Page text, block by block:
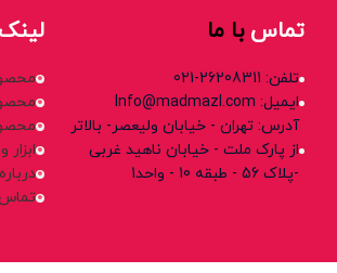
تماسبا ما
تلفن: 26208311-021
ایمیل: Info@madmazl.com
آدرس: تهران - خیابان ولیعصر- بالاتر
از پارک ملت - خیابان ناهید غربی
-پلاک 56 - طبقه 10 - واحد1
لینک
تماس